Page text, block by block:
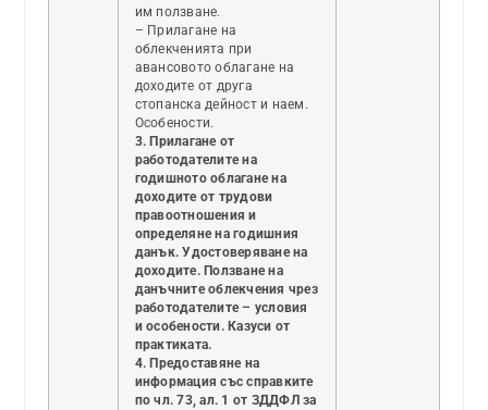
им ползване.
– Прилагане на
облекченията при
авансовото облагане на
доходите от друга
стопанска дейност и наем.
Особености.
3. Прилагане от
работодателите на
годишното облагане на
доходите от трудови
правоотношения и
определяне на годишния
данък. Удостоверяване на
доходите. Ползване на
данъчните облекчения чрез
работодателите – условия
и особености. Казуси от
практиката.
4. Предоставяне на
информация със справките
по чл. 73, ал. 1 от ЗДДФЛ за